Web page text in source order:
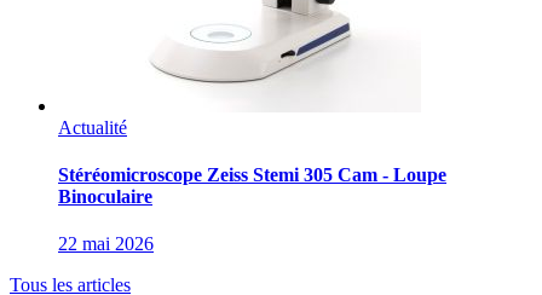
Actualité
Stéréomicroscope Zeiss Stemi 305 Cam - Loupe
Binoculaire
22 mai 2026
Tous les articles